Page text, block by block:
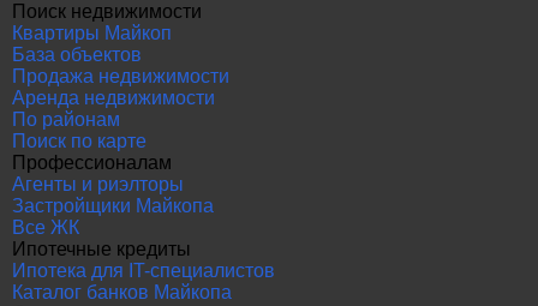
Поиск недвижимости
Квартиры Майкоп
База объектов
Продажа недвижимости
Аренда недвижимости
По районам
Поиск по карте
Профессионалам
Агенты и риэлторы
Застройщики Майкопа
Все ЖК
Ипотечные кредиты
Ипотека для IT-специалистов
Каталог банков Майкопа